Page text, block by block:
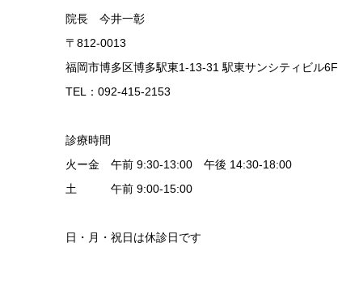
院長 今井一彰
〒812-0013
福岡市博多区博多駅東1-13-31 駅東サンシティビル6F
TEL：092-415-2153
診療時間
火ー金 午前 9:30-13:00 午後 14:30-18:00
土 午前 9:00-15:00
日・月・祝日は休診日です